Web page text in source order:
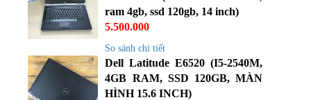
ram 4gb, ssd 120gb, 14 inch)
5.500.000
So sánh chi tiết
Dell Latitude E6520 (I5-2540M,
4GB RAM, SSD 120GB, MÀN
HÌNH 15.6 INCH)